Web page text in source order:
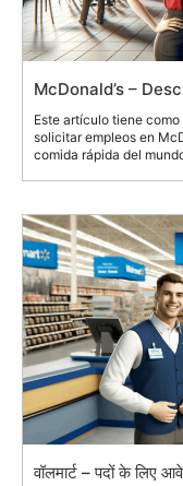
McDonald’s –
Este artículo tiene
solicitar empleos en
comida rápida del
वॉलमार्ट – पदों के लिए